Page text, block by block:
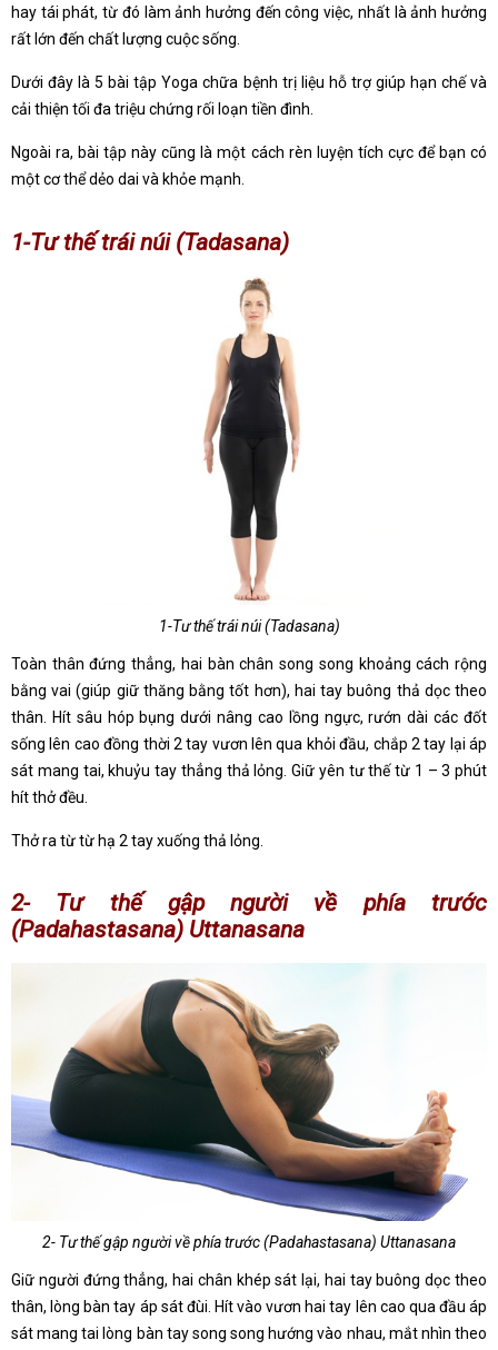
hay tái phát, từ đó làm ảnh hưởng đến công việc, nhất là ảnh hưởng
rất lớn đến chất lượng cuộc sống.
Dưới đây là 5 bài tập Yoga chữa bệnh trị liệu hỗ trợ giúp hạn chế và
cải thiện tối đa triệu chứng rối loạn tiền đình.
Ngoài ra, bài tập này cũng là một cách rèn luyện tích cực để bạn có
một cơ thể dẻo dai và khỏe mạnh.
1-Tư thế trái núi (Tadasana)
1-Tư thế trái núi (Tadasana)
Toàn thân đứng thẳng, hai bàn chân song song khoảng cách rộng
bằng vai (giúp giữ thăng bằng tốt hơn), hai tay buông thả dọc theo
thân. Hít sâu hóp bụng dưới nâng cao lồng ngực, rướn dài các đốt
sống lên cao đồng thời 2 tay vươn lên qua khỏi đầu, chắp 2 tay lại áp
sát mang tai, khuỷu tay thẳng thả lỏng. Giữ yên tư thế từ 1 – 3 phút
hít thở đều.
Thở ra từ từ hạ 2 tay xuống thả lỏng.
2- Tư thế gập người về phía trước
(Padahastasana) Uttanasana
2- Tư thế gập người về phía trước (Padahastasana) Uttanasana
Giữ người đứng thẳng, hai chân khép sát lại, hai tay buông dọc theo
thân, lòng bàn tay áp sát đùi. Hít vào vươn hai tay lên cao qua đầu áp
sát mang tai lòng bàn tay song song hướng vào nhau, mắt nhìn theo